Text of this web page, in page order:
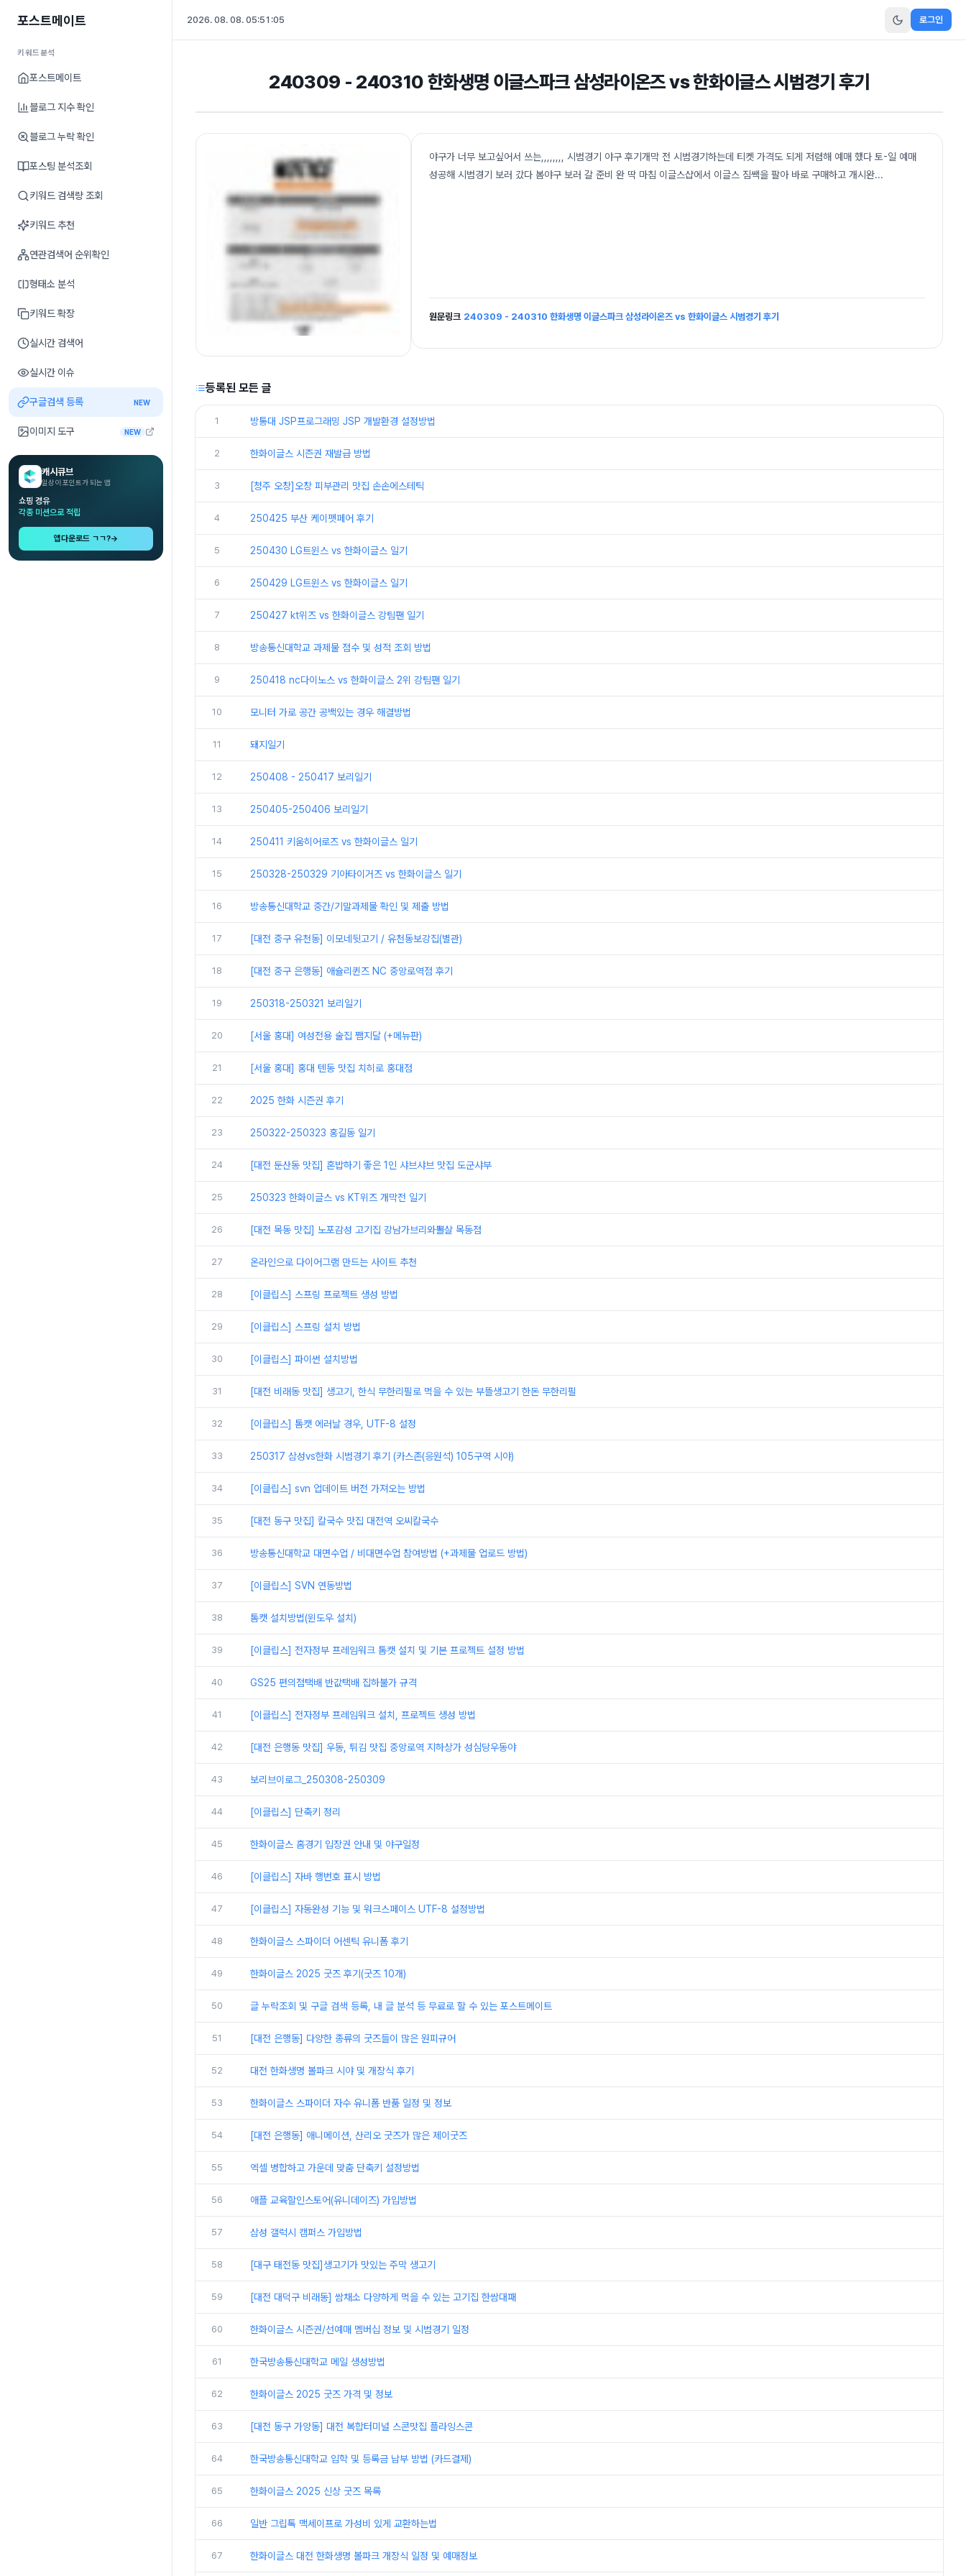
포스트메이트
키워드분석
포스트메이트
블로그 지수 확인
블로그 누락 확인
포스팅 분석조회
키워드 검색량 조회
키워드 추천
연관검색어 순위확인
형태소 분석
키워드 확장
실시간 검색어
실시간 이슈
구글검색 등록 NEW
이미지 도구 NEW
캐시큐브
일상이 포인트가 되는 앱
쇼핑 경유
각종 미션으로 적립
앱다운로드 ㄱㄱ?→
2026. 08. 08. 05:51:06 로그인
240309 - 240310 한화생명 이글스파크 삼성라이온즈 vs 한화이글스 시범경기 후기
야구가 너무 보고싶어서 쓰는,,,,,,,, 시범경기 야구 후기개막 전 시범경기하는데 티켓 가격도 되게 저렴해 예매 했다 토-일 예매
성공해 시범경기 보러 갔다 봄야구 보러 갈 준비 완 딱 마침 이글스샵에서 이글스 짐쌕을 팔아 바로 구매하고 개시완...
원문링크 240309 - 240310 한화생명 이글스파크 삼성라이온즈 vs 한화이글스 시범경기 후기
등록된 모든 글
1 방통대 JSP프로그래밍 JSP 개발환경 설정방법
2 한화이글스 시즌권 재발급 방법
3 [청주 오창]오창 피부관리 맛집 손손에스테틱
4 250425 부산 케이펫페어 후기
5 250430 LG트윈스 vs 한화이글스 일기
6 250429 LG트윈스 vs 한화이글스 일기
7 250427 kt위즈 vs 한화이글스 강팀팬 일기
8 방송통신대학교 과제물 점수 및 성적 조회 방법
9 250418 nc다이노스 vs 한화이글스 2위 강팀팬 일기
10 모니터 가로 공간 공백있는 경우 해결방법
11 돼지일기
12 250408 - 250417 보리일기
13 250405-250406 보리일기
14 250411 키움히어로즈 vs 한화이글스 일기
15 250328-250329 기아타이거즈 vs 한화이글스 일기
16 방송통신대학교 중간/기말과제물 확인 및 제출 방법
17 [대전 중구 유천동] 이모네뒷고기 / 유천동보강집(별관)
18 [대전 중구 은행동] 애슐리퀸즈 NC 중앙로역점 후기
19 250318-250321 보리일기
20 [서울 홍대] 여성전용 술집 쨈지달 (+메뉴판)
21 [서울 홍대] 홍대 텐동 맛집 치히로 홍대점
22 2025 한화 시즌권 후기
23 250322-250323 홍길동 일기
24 [대전 둔산동 맛집] 혼밥하기 좋은 1인 샤브샤브 맛집 도군샤부
25 250323 한화이글스 vs KT위즈 개막전 일기
26 [대전 목동 맛집] 노포감성 고기집 강남가브리와뽈살 목동점
27 온라인으로 다이어그램 만드는 사이트 추천
28 [이클립스] 스프링 프로젝트 생성 방법
29 [이클립스] 스프링 설치 방법
30 [이클립스] 파이썬 설치방법
31 [대전 비래동 맛집] 생고기, 한식 무한리필로 먹을 수 있는 부뜰생고기 한돈 무한리필
32 [이클립스] 톰캣 에러날 경우, UTF-8 설정
33 250317 삼성vs한화 시범경기 후기 (카스존(응원석) 105구역 시야)
34 [이클립스] svn 업데이트 버전 가져오는 방법
35 [대전 동구 맛집] 칼국수 맛집 대전역 오씨칼국수
36 방송통신대학교 대면수업 / 비대면수업 참여방법 (+과제물 업로드 방법)
37 [이클립스] SVN 연동방법
38 톰캣 설치방법(윈도우 설치)
39 [이클립스] 전자정부 프레임워크 톰캣 설치 및 기본 프로젝트 설정 방법
40 GS25 편의점택배 반값택배 집하불가 규격
41 [이클립스] 전자정부 프레임워크 설치, 프로젝트 생성 방법
42 [대전 은행동 맛집] 우동, 튀김 맛집 중앙로역 지하상가 성심당우동야
43 보리브이로그_250308-250309
44 [이클립스] 단축키 정리
45 한화이글스 홈경기 입장권 안내 및 야구일정
46 [이클립스] 자바 행번호 표시 방법
47 [이클립스] 자동완성 기능 및 워크스페이스 UTF-8 설정방법
48 한화이글스 스파이더 어센틱 유니폼 후기
49 한화이글스 2025 굿즈 후기(굿즈 10개)
50 글 누락조회 및 구글 검색 등록, 내 글 분석 등 무료로 할 수 있는 포스트메이트
51 [대전 은행동] 다양한 종류의 굿즈들이 많은 원피규어
52 대전 한화생명 볼파크 시야 및 개장식 후기
53 한화이글스 스파이더 자수 유니폼 반품 일정 및 정보
54 [대전 은행동] 애니메이션, 산리오 굿즈가 많은 제이굿즈
55 엑셀 병합하고 가운데 맞춤 단축키 설정방법
56 애플 교육할인스토어(유니데이즈) 가입방법
57 삼성 갤럭시 캠퍼스 가입방법
58 [대구 태전동 맛집]생고기가 맛있는 주막 생고기
59 [대전 대덕구 비래동] 쌈채소 다양하게 먹을 수 있는 고기집 한쌈대패
60 한화이글스 시즌권/선예매 멤버십 정보 및 시범경기 일정
61 한국방송통신대학교 메일 생성방법
62 한화이글스 2025 굿즈 가격 및 정보
63 [대전 동구 가양동] 대전 복합터미널 스콘맛집 플라잉스콘
64 한국방송통신대학교 입학 및 등록금 납부 방법 (카드결제)
65 한화이글스 2025 신상 굿즈 목록
66 일반 그립톡 맥세이프로 가성비 있게 교환하는법
67 한화이글스 대전 한화생명 볼파크 개장식 일정 및 예매정보